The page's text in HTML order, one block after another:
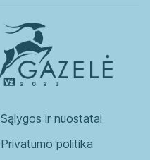
Sąlygos ir nuostatai
Privatumo politika